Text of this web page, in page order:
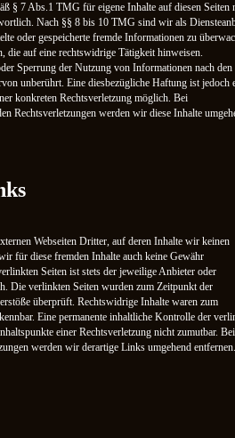
§ 7 Abs.1 TMG für eigene Inhalte auf diesen Seiten
Nach §§ 8 bis 10 TMG sind wir als
oder gespeicherte fremde Informationen zu
die auf eine rechtswidrige Tätigkeit hinweisen.
Sperrung der Nutzung von Informationen nach den
unberührt. Eine diesbezügliche Haftung ist jedoch
konkreten Rechtsverletzung möglich. Bei
Rechtsverletzungen werden wir diese Inhalte
Webseiten Dritter, auf deren Inhalte wir keinen
für diese fremden Inhalte auch keine Gewähr
Seiten ist stets der jeweilige Anbieter oder
Die verlinkten Seiten wurden zum Zeitpunkt der
überprüft. Rechtswidrige Inhalte waren zum
Eine permanente inhaltliche Kontrolle der
einer Rechtsverletzung nicht zumutbar. Bei
werden wir derartige Links umgehend entfernen.